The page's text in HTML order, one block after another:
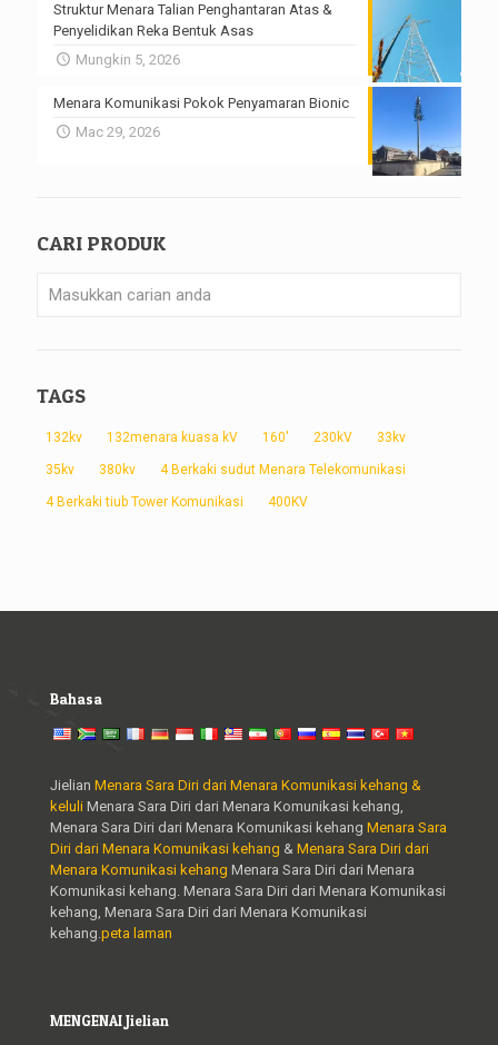
Struktur Menara Talian Penghantaran Atas &
Penyelidikan Reka Bentuk Asas
Mungkin 5, 2026
Menara Komunikasi Pokok Penyamaran Bionic
Mac 29, 2026
CARI PRODUK
TAGS
132kv 132menara kuasa kV 160' 230kV 33kv
35kv 380kv 4 Berkaki sudut Menara Telekomunikasi
4 Berkaki tiub Tower Komunikasi 400KV
Bahasa
Jielian Menara Sara Diri dari Menara Komunikasi kehang &
keluli Menara Sara Diri dari Menara Komunikasi kehang,
Menara Sara Diri dari Menara Komunikasi kehang Menara Sara
Diri dari Menara Komunikasi kehang & Menara Sara Diri dari
Menara Komunikasi kehang Menara Sara Diri dari Menara
Komunikasi kehang. Menara Sara Diri dari Menara Komunikasi
kehang, Menara Sara Diri dari Menara Komunikasi
kehang.peta laman
MENGENAI Jielian